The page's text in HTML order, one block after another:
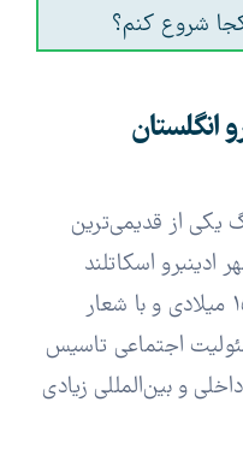
شروع کنم؟
انگلستان
یکی از قدیمی‌ترین
ادینبرو اسکاتلند
است. این دانشگاه در سال ۱۵۸۲ میلادی و با شعار
اجتماعی تاسیس
و بین‌المللی زیادی